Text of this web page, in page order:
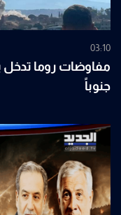
03:10
مفاوضات روما تدخل
جنوباً